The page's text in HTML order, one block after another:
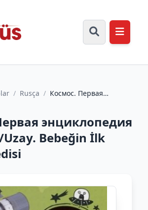
/ Rusça / Космос. Первая
Ansikloped...
энциклопедия
Bebeğin İlk